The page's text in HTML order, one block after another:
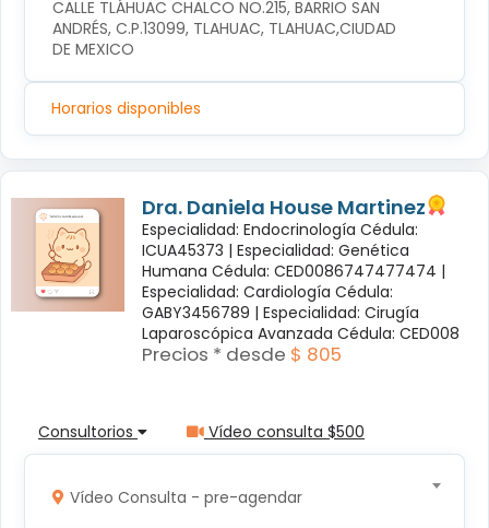
CALLE TLÁHUAC CHALCO NO.215, BARRIO SAN
ANDRÉS, C.P.13099, TLAHUAC, TLAHUAC,CIUDAD
DE MEXICO
Horarios disponibles
Dra. Daniela House Martinez
Especialidad: Endocrinología Cédula:
ICUA45373 | Especialidad: Genética
Humana Cédula: CED0086747477474 |
Especialidad: Cardiología Cédula:
GABY3456789 | Especialidad: Cirugía
Laparoscópica Avanzada Cédula: CED008
Precios * desde $ 805
Consultorios Vídeo consulta $500
Vídeo Consulta - pre-agendar